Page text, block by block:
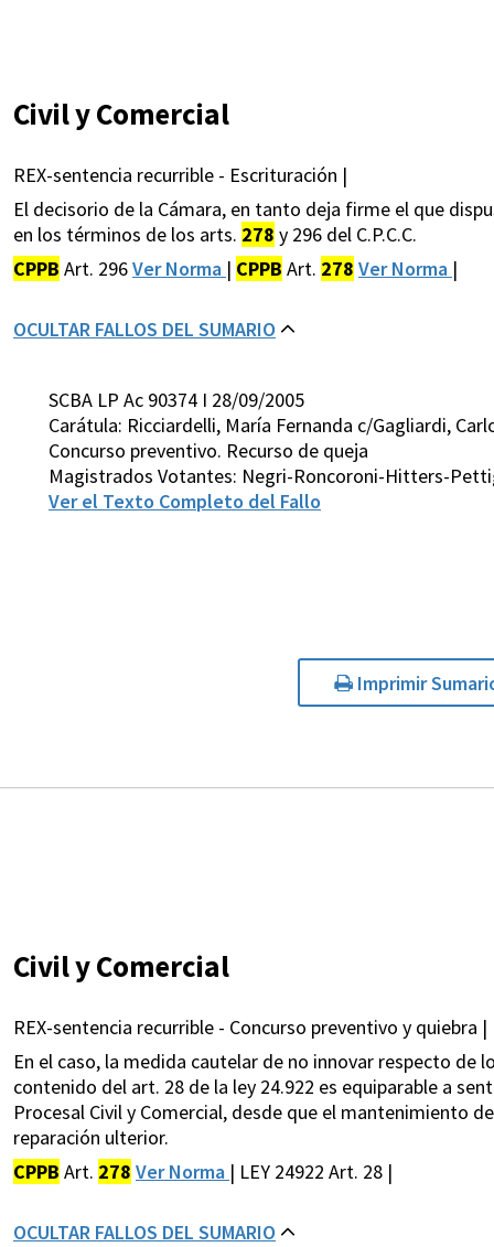
Civil y Comercial
REX-sentencia recurrible - Escrituración |
El decisorio de la Cámara, en tanto deja firme el que
en los términos de los arts. 278 y 296 del C.P.C.C.
CPPB Art. 296Ver Norma | CPPB Art. 278 Ver Norma |
OCULTAR FALLOS DEL SUMARIO
SCBA LP Ac 90374 I 28/09/2005
Carátula: Ricciardelli, María Fernanda c/Gagliardi,
Concurso preventivo. Recurso de queja
Magistrados Votantes: Negri-Roncoroni-Hitters-
Ver el Texto Completo del Fallo
Imprimir
Civil y Comercial
REX-sentencia recurrible - Concurso preventivo y quiebra |
En el caso, la medida cautelar de no innovar respecto
contenido del art. 28 de la ley 24.922 es equiparable a
Procesal Civil y Comercial, desde que el mantenimiento
reparación ulterior.
CPPB Art. 278 Ver Norma | LEY 24922 Art. 28 |
OCULTAR FALLOS DEL SUMARIO